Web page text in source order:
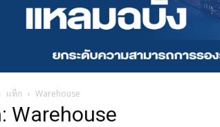
แท็ก Warehouse
Warehouse